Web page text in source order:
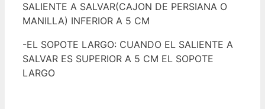
SALIENTE A SALVAR(CAJON DE PERSIANA O
MANILLA) INFERIOR A 5 CM
-EL SOPOTE LARGO: CUANDO EL SALIENTE A
SALVAR ES SUPERIOR A 5 CM EL SOPOTE
LARGO